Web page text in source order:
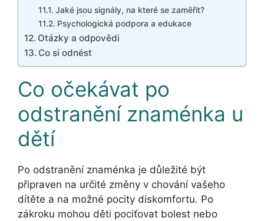
Jaké jsou signály, na které se zaměřit?
Psychologická podpora a edukace
Otázky a odpovědi
Co si odnést
Co očekávat po
odstranění znaménka u
dětí
Po odstranění znaménka je důležité být
připraven na určité změny v chování vašeho
dítěte a na možné pocity diskomfortu. Po
zákroku mohou děti pociťovat bolest nebo